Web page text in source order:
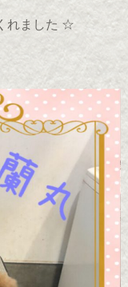
れました ☆